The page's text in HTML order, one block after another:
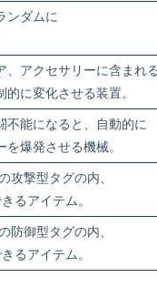
ンダムに
、アクセサリーに含まれ
に変化させる装置。
不能になると、自動的に
爆発させる機械。
攻撃型タグの内、
るアイテム。
防御型タグの内、
るアイテム。